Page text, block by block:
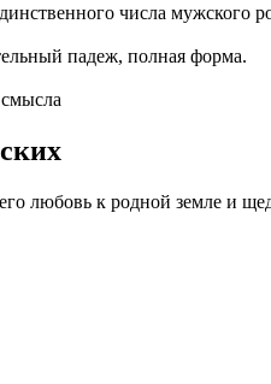
числа мужского
падеж, полная форма.
любовь к родной земле и